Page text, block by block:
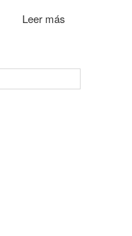
Leer más